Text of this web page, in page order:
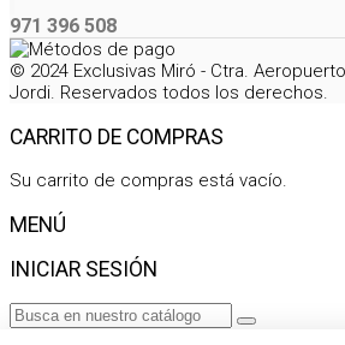
971 396 508
© 2024 Exclusivas Miró - Ctra.
Jordi. Reservados todos los derechos.
CARRITO DE COMPRAS
Su carrito de compras está vacío.
MENÚ
INICIAR SESIÓN